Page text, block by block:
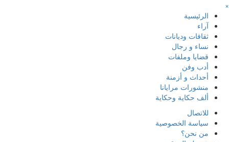
×
الرئيسية
آراء
ثقافات وديانات
نساء و رجال
قضايا وملفات
أدب وفن
أحداث و أزمنة
منشورات مرايانا
ألف حكاية وحكاية
للاتصال
سياسة الخصوصية
من نحن؟